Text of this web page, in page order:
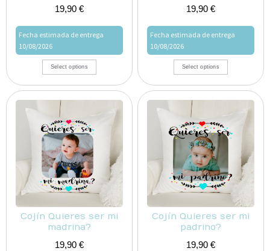
19,90 €
Fecha estimada de entrega
10/08/2026
Select options
19,90 €
Fecha estimada de entrega
10/08/2026
Select options
Cojín Quieres ser mi
madrina?
19,90 €
Cojín Quieres ser mi
padrino?
19,90 €